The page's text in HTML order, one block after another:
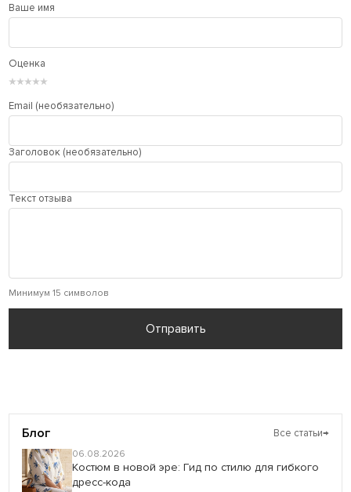
Ваше имя
Оценка
★
★
★
★
★
Email (необязательно)
Заголовок (необязательно)
Текст отзыва
Минимум 15 символов
Отправить
Блог Все статьи→
06.08.2026
Костюм в новой эре: Гид по стилю для гибкого
дресс-кода